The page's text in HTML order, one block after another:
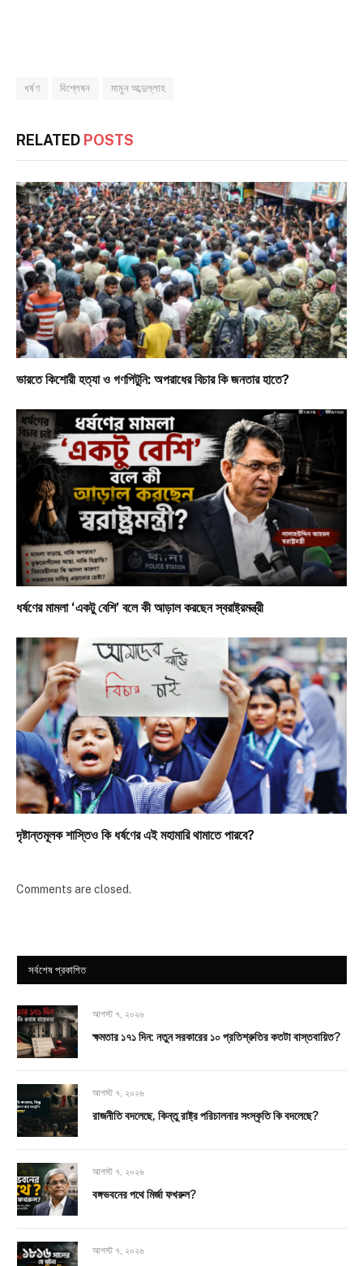
ধর্ষণ বিশ্লেষন মামুন আব্দুল্লাহ
RELATED POSTS
ভারতে কিশোরী হত্যা ও গণপিটুনি: অপরাধের বিচার কি জনতার হাতে?
ধর্ষণের মামলা ‘একটু বেশি’ বলে কী আড়াল করছেন স্বরাষ্ট্রমন্ত্রী
দৃষ্টান্তমূলক শাস্তিও কি ধর্ষণের এই মহামারি থামাতে পারবে?
Comments are closed.
সর্বশেষ প্রকাশিত
আগস্ট ৭, ২০২৬
ক্ষমতার ১৭১ দিন: নতুন সরকারের ১০ প্রতিশ্রুতির কতটা বাস্তবায়িত?
আগস্ট ৭, ২০২৬
রাজনীতি বদলেছে, কিন্তু রাষ্ট্র পরিচালনার সংস্কৃতি কি বদলেছে?
আগস্ট ৭, ২০২৬
বঙ্গভবনের পথে মির্জা ফখরুল?
আগস্ট ৭, ২০২৬